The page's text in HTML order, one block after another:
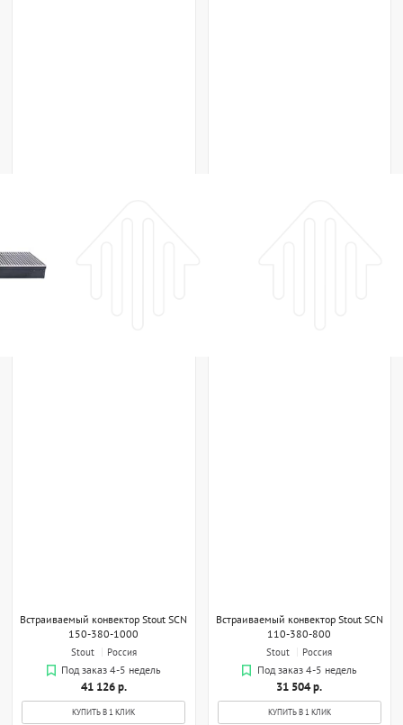
Встраиваемый конвектор Stout SCN
150-380-1000
Stout
Россия
Под заказ 4-5 недель
41 126 р.
КУПИТЬ В 1 КЛИК
Встраиваемый конвектор Stout SCN
110-380-800
Stout
Россия
Под заказ 4-5 недель
31 504 р.
КУПИТЬ В 1 КЛИК